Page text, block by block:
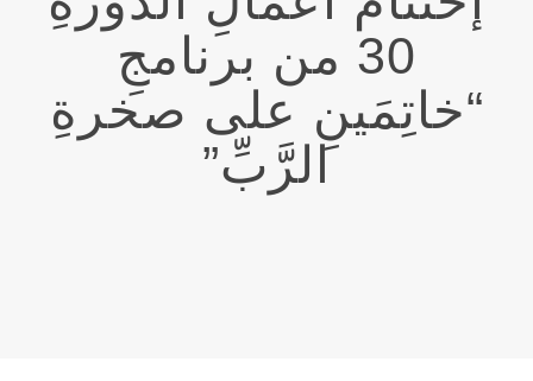
30 من برنامجِ
“خاتِمَينِ على صخرةِ
الرَّبِّ”